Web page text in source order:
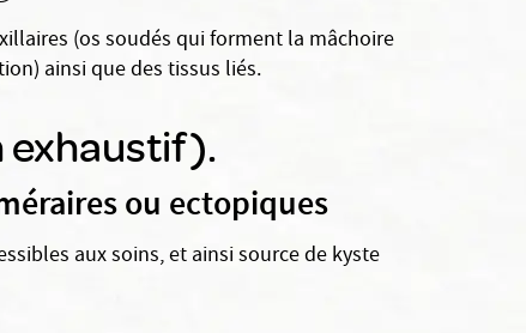
(os soudés qui forment la mâchoire
ainsi que des tissus liés.
exhaustif).
ou ectopiques
aux soins, et ainsi source de kyste